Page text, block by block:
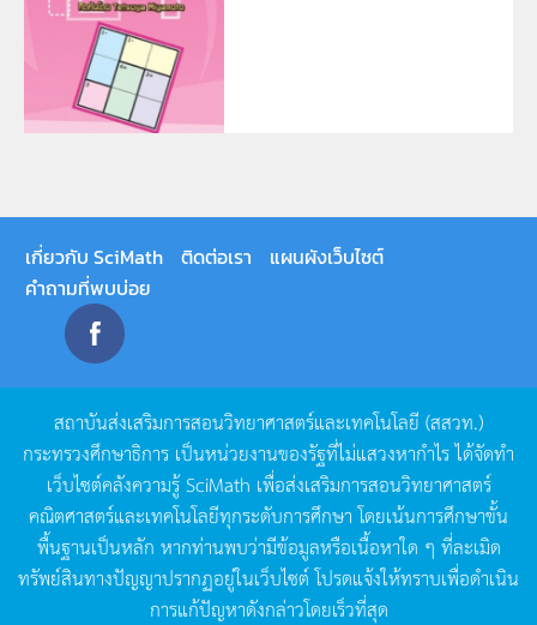
เกี่ยวกับ SciMath ติดต่อเรา
แผนผังเว็บไซต์
คำถามที่พบบ่อย
สถาบันส่งเสริมการสอนวิทยาศาสตร์และเทคโนโลยี (สสวท.)
กระทรวงศึกษาธิการ เป็นหน่วยงานของรัฐที่ไม่แสวงหากำไรได้จัดทำ
เว็บไซต์คลังความรู้SciMath เพื่อส่งเสริมการสอนวิทยาศาสตร์
คณิตศาสตร์และเทคโนโลยีทุกระดับการศึกษา โดยเน้นการศึกษาขั้น
พื้นฐานเป็นหลัก หากท่านพบว่ามีข้อมูลหรือเนื้อหาใด ๆ ที่ละเมิด
ทรัพย์สินทางปัญญาปรากฏอยู่ในเว็บไซต์โปรดแจ้งให้ทราบเพื่อดำเนิน
การแก้ปัญหาดังกล่าวโดยเร็วที่สุด